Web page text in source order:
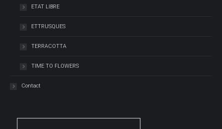
ETAT LIBRE
ETTRUSQUES
TERRACOTTA
TIME TO FLOWERS
Contact